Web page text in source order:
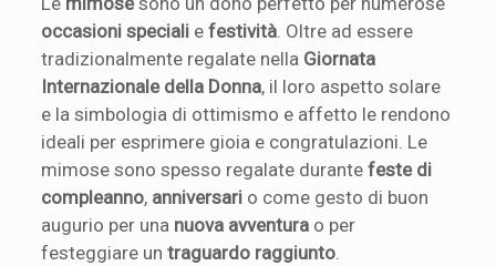
occasioni speciali efestività . Oltre ad essere
tradizionalmente regalate nella Giornata
Internazionale della Donna, il loro aspetto solare
e la simbologia di ottimismo e affetto le rendono
ideali per esprimere gioia e congratulazioni. Le
mimose sono spesso regalate durantefeste di
compleanno, anniversari o come gesto di buon
augurio per una nuova avventura o per
festeggiare untraguardo raggiunto